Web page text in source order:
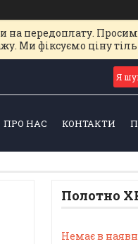
передоплату.
Ми фіксуємо ціну
ПРО НАС КОНТАКТИ
Полотно
Немає в